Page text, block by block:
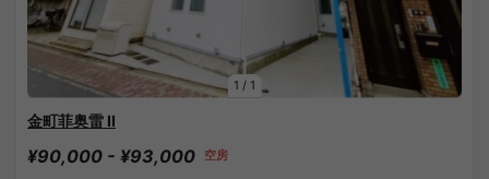
1 / 1
金町菲奥雷 II
¥90,000 - ¥93,000 空房